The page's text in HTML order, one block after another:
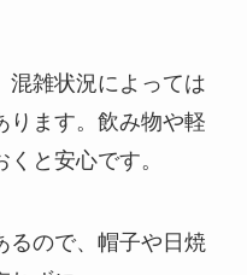
混雑状況によっては
ります。飲み物や軽
と安心です。
るので、帽子や日焼